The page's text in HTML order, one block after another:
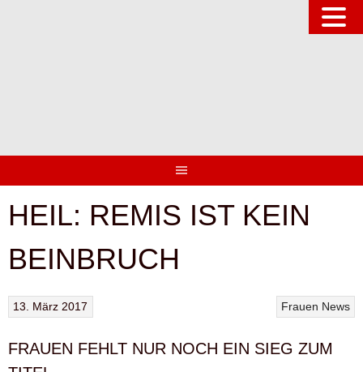
HEIL: REMIS IST KEIN
BEINBRUCH
Frauen News
13. März 2017
FRAUEN FEHLT NUR NOCH EIN SIEG ZUM